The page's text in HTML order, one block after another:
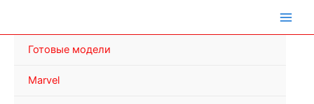
Готовые модели
Marvel